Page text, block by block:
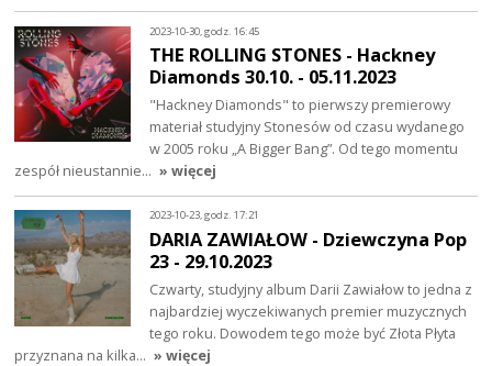
2023-10-30, godz. 16:45
THE ROLLING STONES - Hackney
Diamonds 30.10. - 05.11.2023
"Hackney Diamonds" to pierwszy premierowy
materiał studyjny Stonesów od czasu wydanego
w 2005 roku „A Bigger Bang”. Od tego momentu
zespół nieustannie… » więcej
2023-10-23, godz. 17:21
DARIA ZAWIAŁOW - Dziewczyna Pop
23 - 29.10.2023
Czwarty, studyjny album Darii Zawiałow to jedna z
najbardziej wyczekiwanych premier muzycznych
tego roku. Dowodem tego może być Złota Płyta
przyznana na kilka… » więcej